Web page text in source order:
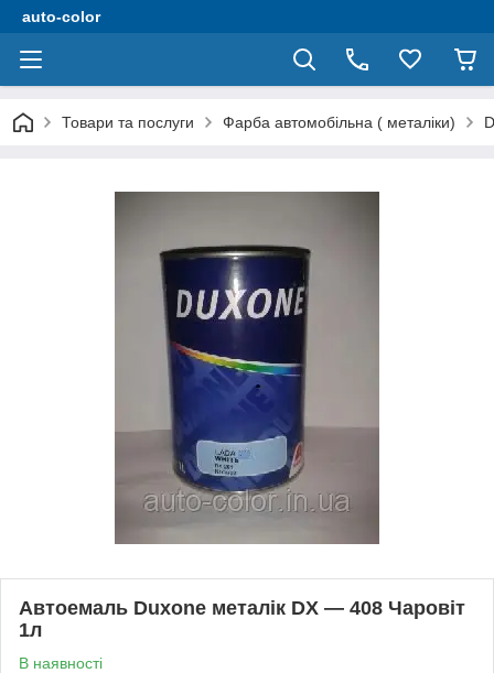
auto-color
Товари та послуги Фарба автомобільна ( металіки)
Автоемаль Duxone металік DX — 408 Чаровіт
1л
В наявності